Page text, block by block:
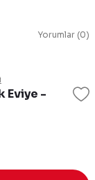
Yorumlar (0)
Eviye -